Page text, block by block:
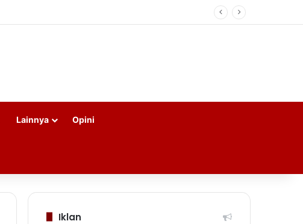
Lainnya Opini
Iklan